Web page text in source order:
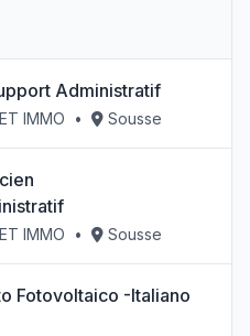
Administratif
IMMO • Sousse
IMMO • Sousse
Fotovoltaico -Italiano